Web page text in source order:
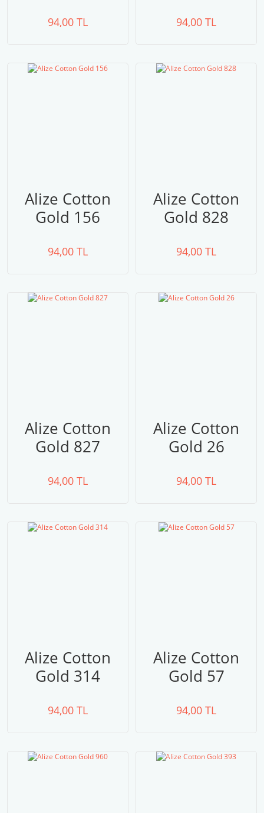
94,00 TL 94,00 TL
Alize Cotton
Gold 156
94,00 TL
Alize Cotton
Gold 828
94,00 TL
Alize Cotton
Gold 827
94,00 TL
Alize Cotton
Gold 26
94,00 TL
Alize Cotton
Gold 314
94,00 TL
Alize Cotton
Gold 57
94,00 TL